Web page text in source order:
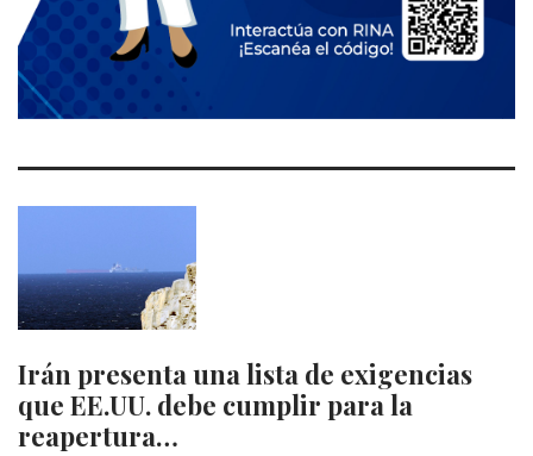
Irán presenta una lista de exigencias
que EE.UU. debe cumplir para la
reapertura…